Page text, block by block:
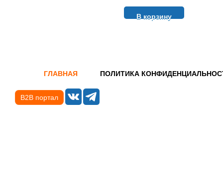
В корзину
ГЛАВНАЯ ПОЛИТИКА
B2B портал